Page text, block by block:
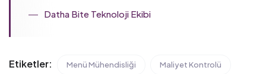
Datha Bite Teknoloji Ekibi
Etiketler: Menü Mühendisliği Maliyet Kontrolü